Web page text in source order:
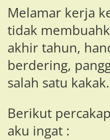
Melamar kerja
tidak
akhir tahun,
berdering,
salah satu kakak.
Berikut
aku ingat :